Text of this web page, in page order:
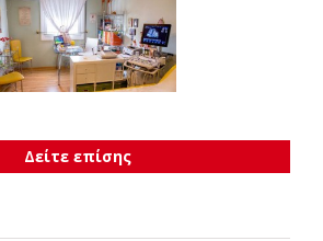
Δείτε επίσης